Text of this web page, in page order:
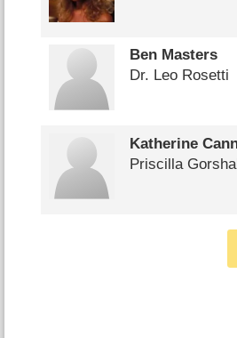
Ben Masters
Dr. Leo Rosetti
Katherine
Priscilla